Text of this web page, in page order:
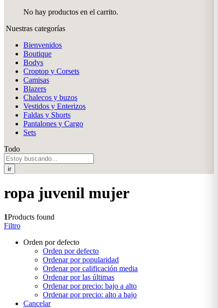
No hay productos en el carrito.
Nuestras categorías
Bienvenidos
Boutique
Bodys
Croptop y Corsets
Camisas
Blazers
Chalecos y buzos
Vestidos y Enterizos
Faldas y Shorts
Pantalones y Cargo
Sets
Todo
ir
ropa juvenil mujer
1Products found
Filtro
Orden por defecto
Orden por defecto
Ordenar por popularidad
Ordenar por calificación media
Ordenar por las últimas
Ordenar por precio: bajo a alto
Ordenar por precio: alto a bajo
Cancelar